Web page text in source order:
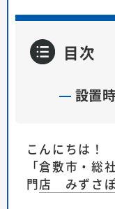
目次
設置
こんにちは！
「倉敷市・総
門店 みずさ